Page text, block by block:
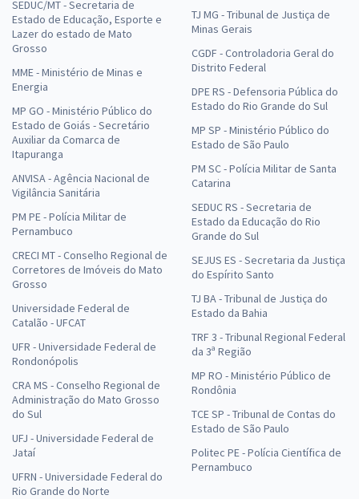
SEDUC/MT - Secretaria de
Estado de Educação, Esporte e
Lazer do estado de Mato
Grosso
MME - Ministério de Minas e
Energia
MP GO - Ministério Público do
Estado de Goiás - Secretário
Auxiliar da Comarca de
Itapuranga
ANVISA - Agência Nacional de
Vigilância Sanitária
PM PE - Polícia Militar de
Pernambuco
CRECI MT - Conselho Regional de
Corretores de Imóveis do Mato
Grosso
Universidade Federal de
Catalão - UFCAT
UFR - Universidade Federal de
Rondonópolis
CRA MS - Conselho Regional de
Administração do Mato Grosso
do Sul
UFJ - Universidade Federal de
Jataí
UFRN - Universidade Federal do
Rio Grande do Norte
TJ MG - Tribunal de Justiça de
Minas Gerais
CGDF - Controladoria Geral do
Distrito Federal
DPE RS - Defensoria Pública do
Estado do Rio Grande do Sul
MP SP - Ministério Público do
Estado de São Paulo
PM SC - Polícia Militar de Santa
Catarina
SEDUC RS - Secretaria de
Estado da Educação do Rio
Grande do Sul
SEJUS ES - Secretaria da Justiça
do Espírito Santo
TJ BA - Tribunal de Justiça do
Estado da Bahia
TRF 3 - Tribunal Regional Federal
da 3ª Região
MP RO - Ministério Público de
Rondônia
TCE SP - Tribunal de Contas do
Estado de São Paulo
Politec PE - Polícia Científica de
Pernambuco